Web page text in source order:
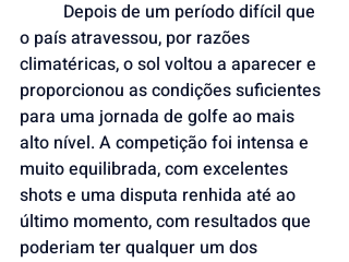
o país atravessou, por razões
climatéricas, o sol voltou a aparecer e
proporcionou as condições suficientes
para uma jornada de golfe ao mais
alto nível. A competição foi intensa e
muito equilibrada, com excelentes
shots e uma disputa renhida até ao
último momento, com resultados que
poderiam ter qualquer um dos